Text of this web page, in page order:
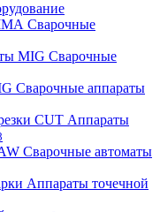
Сварочные
Сварочные
Сварочные аппараты
Аппараты
Сварочные автоматы
Аппараты точечной